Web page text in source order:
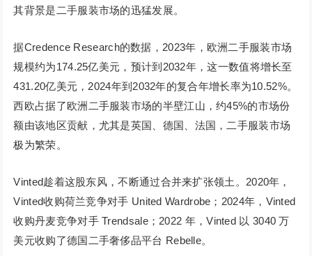
其背景是二手服装市场的迅猛发展。
据Credence Research的数据，2023年，欧洲二手服装市场
规模约为174.25亿美元，预计到2032年，这一数值将增长至
431.20亿美元，2024年到2032年的复合年增长率为10.52%。
西欧占据了欧洲二手服装市场的半壁江山，约45%的市场份
额由该地区贡献，尤其是英国、德国、法国，二手服装市场
极为繁荣。
Vinted趁着这股东风，不断通过合并来扩张领土。2020年，
Vinted收购荷兰竞争对手 United Wardrobe；2024年，Vinted
收购丹麦竞争对手 Trendsale；2022 年，Vinted 以 3040 万
美元收购了德国二手奢侈品平台 Rebelle。